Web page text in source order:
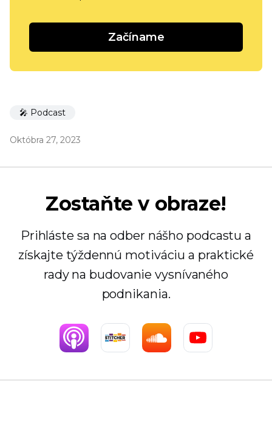
Začíname
🎤 Podcast
Októbra 27, 2023
Zostaňte v obraze!
Prihláste sa na odber nášho podcastu a
získajte týždennú motiváciu a praktické
rady na budovanie vysnívaného
podnikania.